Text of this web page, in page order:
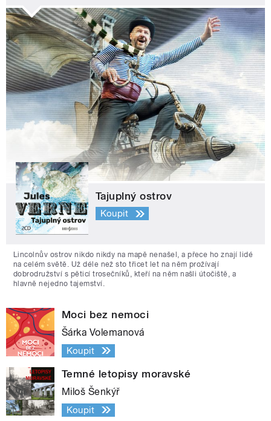
Tajuplný ostrov
Koupit
Lincolnův ostrov nikdo nikdy na mapě nenašel, a přece ho znají lidé
na celém světě. Už déle než sto třicet let na něm prožívají
dobrodružství s pěticí trosečníků, kteří na něm našli útočiště, a
hlavně nejedno tajemství.
Moci bez nemoci
Šárka Volemanová
Koupit
Temné letopisy moravské
Miloš Šenkýř
Koupit